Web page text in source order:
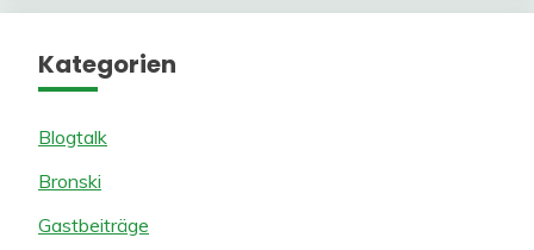
Kategorien
Blogtalk
Bronski
Gastbeiträge